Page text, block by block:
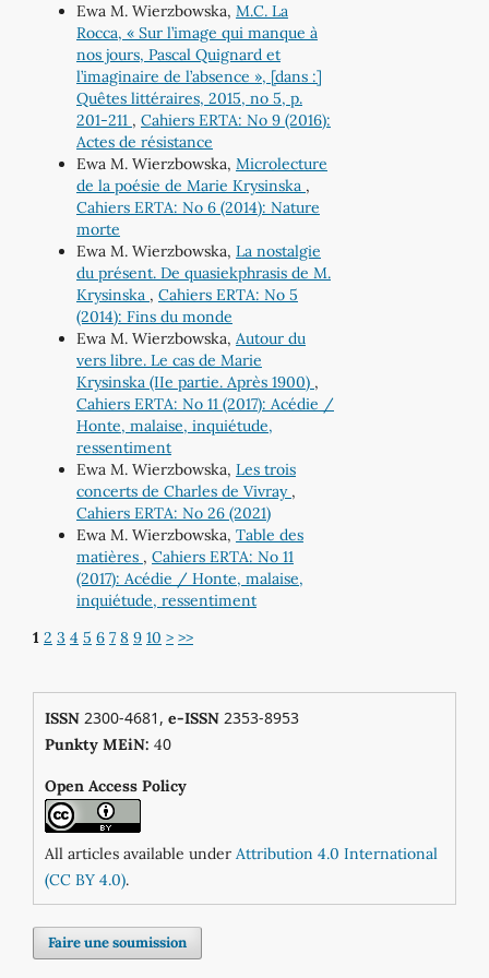
Ewa M. Wierzbowska, M.C. La
Rocca, « Sur l’image qui manque à
nos jours, Pascal Quignard et
l’imaginaire de l’absence », [dans :]
Quêtes littéraires, 2015, no 5, p.
201-211 , Cahiers ERTA: No 9 (2016):
Actes de résistance
Ewa M. Wierzbowska, Microlecture
de la poésie de Marie Krysinska ,
Cahiers ERTA: No 6 (2014): Nature
morte
Ewa M. Wierzbowska, La nostalgie
du présent. De quasiekphrasis de M.
Krysinska , Cahiers ERTA: No 5
(2014): Fins du monde
Ewa M. Wierzbowska, Autour du
vers libre. Le cas de Marie
Krysinska (IIe partie. Après 1900) ,
Cahiers ERTA: No 11 (2017): Acédie /
Honte, malaise, inquiétude,
ressentiment
Ewa M. Wierzbowska, Les trois
concerts de Charles de Vivray ,
Cahiers ERTA: No 26 (2021)
Ewa M. Wierzbowska, Table des
matières , Cahiers ERTA: No 11
(2017): Acédie / Honte, malaise,
inquiétude, ressentiment
1 2 3 4 5 6 7 8 9 10 > >>
ISSN2300-4681, e-ISSN2353-8953
Punkty MEiN: 40
Open Access Policy
All articles available under Attribution 4.0 International
(CC BY 4.0).
Faire une soumission